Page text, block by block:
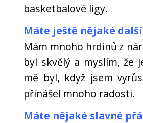
basketbalové ligy.
Máte ještě nějaké
Mám mnoho hrdinů z
byl skvělý a myslím, že
mě byl, když jsem
přinášel mnoho radosti.
Máte nějaké slavné